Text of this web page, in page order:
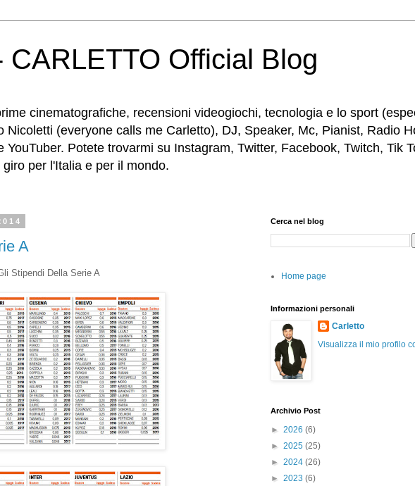
CARLETTO Official Blog
cinematografiche, recensioni videogiochi, tecnologia e lo sport
Nicoletti (everyone calls me Carletto), DJ, Speaker, Mc, Pianist, Radio
YouTuber. Potete trovarmi su Instagram, Twitter, Facebook, Twitch, Tik
per l'Italia e per il mondo.
A
Stipendi Della Serie A
Cerca nel blog
Home page
Informazioni personali
Carletto
Visualizza il mio profilo
Archivio Post
► 2026 (6)
► 2025 (25)
► 2024 (26)
► 2023 (6)